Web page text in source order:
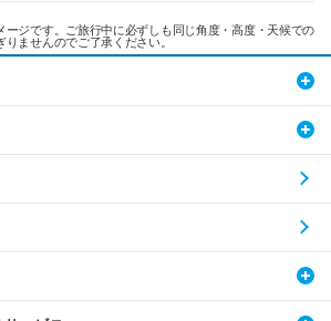
ジです。ご旅行中に必ずしも同じ角度・高度・天候での
ませんのでご了承ください。